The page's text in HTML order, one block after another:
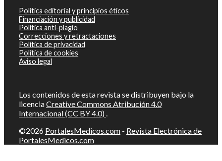
Política editorial y principios éticos
Financiación y publicidad
Política anti-plagio
Correcciones y retractaciones
Política de privacidad
Política de cookies
Aviso legal
Los contenidos de esta revista se distribuyen bajo la
licenciaCreative Commons Atribución 4.0
Internacional (CC BY 4.0) .
©2026 PortalesMedicos.com - Revista Electrónica de
PortalesMedicos.com